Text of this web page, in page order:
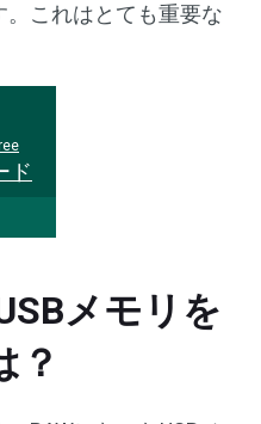
これはとても重要な
ド
メモリを
？